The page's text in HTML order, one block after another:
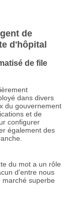
de
d'hôpital
de file
dans divers
du gouvernement
et de
configurer
également des
du mot a un rôle
d'entre nous
superbe